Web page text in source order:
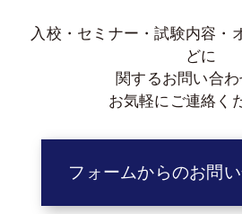
入校・セミナー・試験内容・
どに
関するお問い合わ
お気軽にご連絡く
フォームからのお問